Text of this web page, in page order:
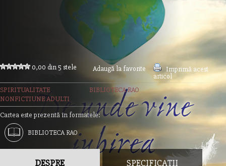
0,00 din 5 stele Adaugă la favorite
Imprimă acest
articol
SPIRITUALITATE
BIBLIOTECA RAO
NONFICTIUNE ADULTI
Cartea este prezentă în formatele:
BIBLIOTECA RAO
DESPRE SPECIFICAȚII